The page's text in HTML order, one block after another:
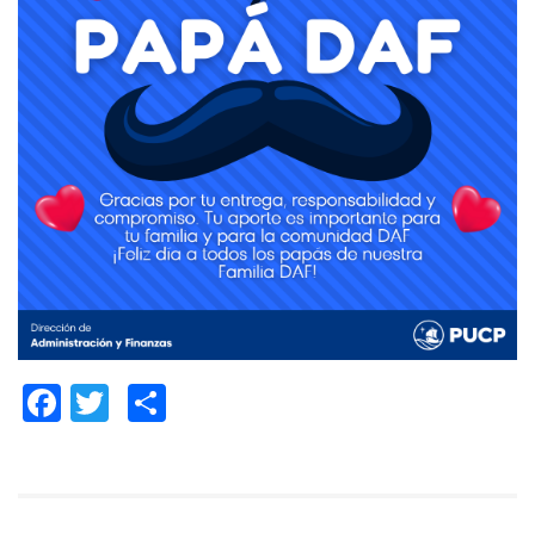
Facebook
Twitter